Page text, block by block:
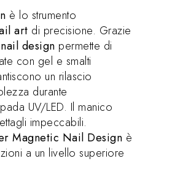
è lo strumento
art di precisione. Grazie
design permette di
con gel e smalti
un rilascio
durante
UV/LED. Il manico
impeccabili.
Magnetic Nail Design è
a un livello superiore